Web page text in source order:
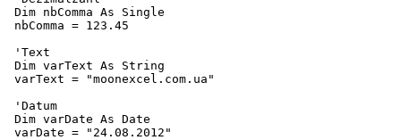
Dim nbComma As Single
nbComma = 123.45
'Text
Dim varText As String
varText = "moonexcel.com.ua"
'Datum
Dim varDate As Date
varDate = "24.08.2012"